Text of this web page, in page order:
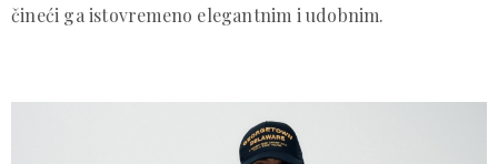
čineći ga istovremeno elegantnim i udobnim.